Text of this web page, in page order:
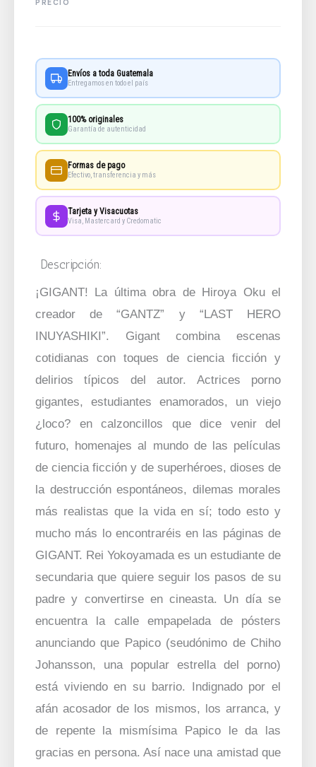
Envíos a toda Guatemala
Entregamos en todo el país
100% originales
Garantía de autenticidad
Formas de pago
Efectivo, transferencia y más
Tarjeta y Visacuotas
Visa, Mastercard y Credomatic
Descripción:
¡GIGANT! La última obra de Hiroya Oku el
creador de “GANTZ” y “LAST HERO
INUYASHIKI”. Gigant combina escenas
cotidianas con toques de ciencia ficción y
delirios típicos del autor. Actrices porno
gigantes, estudiantes enamorados, un viejo
¿loco? en calzoncillos que dice venir del
futuro, homenajes al mundo de las películas
de ciencia ficción y de superhéroes, dioses de
la destrucción espontáneos, dilemas morales
más realistas que la vida en sí; todo esto y
mucho más lo encontraréis en las páginas de
GIGANT. Rei Yokoyamada es un estudiante de
secundaria que quiere seguir los pasos de su
padre y convertirse en cineasta. Un día se
encuentra la calle empapelada de pósters
anunciando que Papico (seudónimo de Chiho
Johansson, una popular estrella del porno)
está viviendo en su barrio. Indignado por el
afán acosador de los mismos, los arranca, y
de repente la mismísima Papico le da las
gracias en persona. Así nace una amistad que